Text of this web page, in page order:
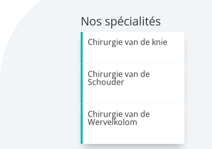
Nos spécialités
Chirurgie van de knie
Chirurgie van de
Schouder
Chirurgie van de
Wervelkolom